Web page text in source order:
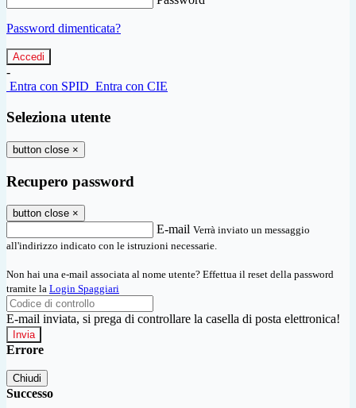
Password dimenticata?
-
Entra con SPID Entra con CIE
Seleziona utente
button close ×
Recupero password
button close ×
E-mail Verrà inviato un messaggio
all'indirizzo indicato con le istruzioni necessarie.
Non hai una e-mail associata al nome utente? Effettua il reset della password
tramite la Login Spaggiari
E-mail inviata, si prega di controllare la casella di posta elettronica!
Errore
Chiudi
Successo